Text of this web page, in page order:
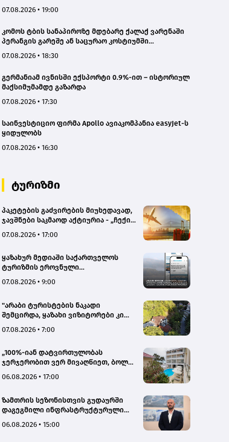
07.08.2026 • 19:00
კომოს ტბის სანაპიროზე მდებარე ქალაქ ვარენაში
პერანგის გარეშე ან საცურაო კოსტიუმში
მოუწევთ
07.08.2026 • 18:30
გერმანიამ ივნისში ექსპორტი 0.9%-ით – ისტორიულ
მაქსიმუმამდე გაზარდა
07.08.2026 • 17:30
საინვესტიციო ფირმა Apollo ავიაკომპანია easyJet-ს
ყიდულობს
07.08.2026 • 16:30
ტურიზმი
პაკეტების გაძვირების მიუხედავად,
ჯავშნები საკმაოდ აქტიურია - „ჩექინ
07.08.2026 • 17:00
ყაზახურ მედიაში საქართველოს
ტურიზმის ეროვნული
კამპანიის ფარგლებში სტატიები
07.08.2026 • 9:00
"არაბი ტურისტების ნაკადი
შემცირდა, ყაზახი ვიზიტორები კი
Hotel
07.08.2026 • 7:00
„100%-იან დატვირთულობას
ჯერჯერობით ვერ მივაღწიეთ, ბოლო
გაუქმდა“ - Kobuleti Beach Club
06.08.2026 • 17:00
ზამთრის სეზონისთვის გუდაურში
დაგეგმილი ინფრასტრუქტურული
გუდაურის ტურისტული
06.08.2026 • 15:00